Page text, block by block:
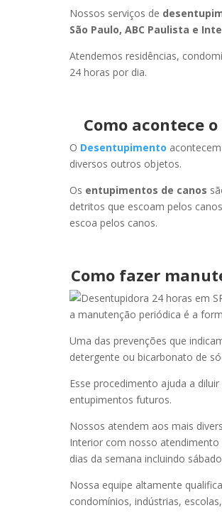
Nossos serviços de
São Paulo, ABC Paulista e
Atendemos residências,
24 horas por dia.
Como acontece
O Desentupimento
diversos outros objetos.
Os entupimentos de canos
detritos que escoam pelos
escoa pelos canos.
Como fazer
a manutenção periódica é a
Uma das prevenções que
detergente ou bicarbonato de
Esse procedimento ajuda a
entupimentos futuros.
Nossos atendem aos mais
Interior com nosso
dias da semana incluindo
Nossa equipe altamente
condomínios, indústrias,